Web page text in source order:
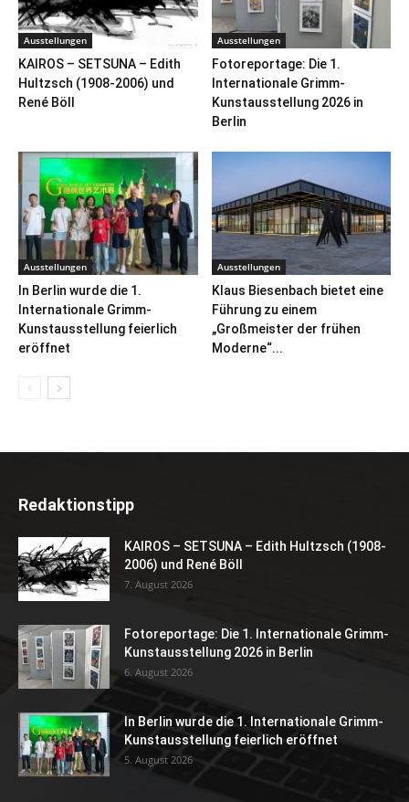
Ausstellungen
KAIROS – SETSUNA – Edith
Hultzsch (1908-2006) und
René Böll
Ausstellungen
Fotoreportage: Die 1.
Internationale Grimm-
Kunstausstellung 2026 in
Berlin
Ausstellungen
In Berlin wurde die 1.
Internationale Grimm-
Kunstausstellung feierlich
eröffnet
Ausstellungen
Klaus Biesenbach bietet eine
Führung zu einem
„Großmeister der frühen
Moderne“...
Redaktionstipp
KAIROS – SETSUNA – Edith Hultzsch (1908-
2006) und René Böll
7. August 2026
Fotoreportage: Die 1. Internationale Grimm-
Kunstausstellung 2026 in Berlin
6. August 2026
In Berlin wurde die 1. Internationale Grimm-
Kunstausstellung feierlich eröffnet
5. August 2026